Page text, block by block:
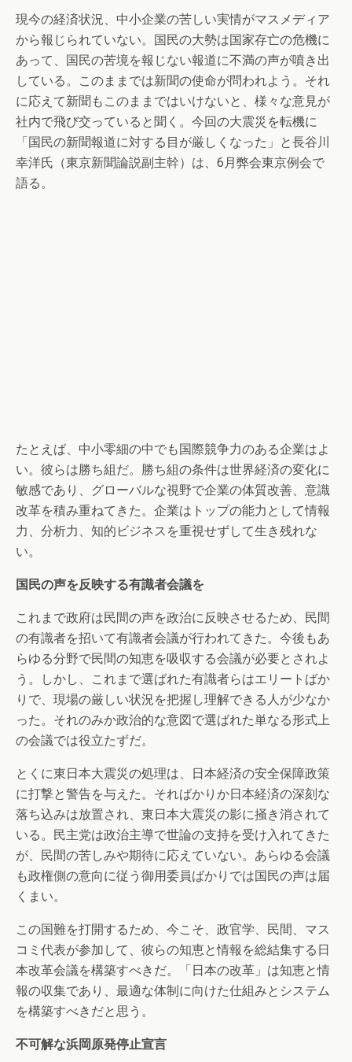
現今の経済状況、中小企業の苦しい実情がマスメディア
から報じられていない。国民の大勢は国家存亡の危機に
あって、国民の苦境を報じない報道に不満の声が噴き出
している。このままでは新聞の使命が問われよう。それ
に応えて新聞もこのままではいけないと、様々な意見が
社内で飛び交っていると聞く。今回の大震災を転機に
「国民の新聞報道に対する目が厳しくなった」と長谷川
幸洋氏（東京新聞論説副主幹）は、6月弊会東京例会で
語る。
たとえば、中小零細の中でも国際競争力のある企業はよ
い。彼らは勝ち組だ。勝ち組の条件は世界経済の変化に
敏感であり、グローバルな視野で企業の体質改善、意識
改革を積み重ねてきた。企業はトップの能力として情報
力、分析力、知的ビジネスを重視せずして生き残れな
い。
国民の声を反映する有識者会議を
これまで政府は民間の声を政治に反映させるため、民間
の有識者を招いて有識者会議が行われてきた。今後もあ
らゆる分野で民間の知恵を吸収する会議が必要とされよ
う。しかし、これまで選ばれた有識者らはエリートばか
りで、現場の厳しい状況を把握し理解できる人が少なか
った。それのみか政治的な意図で選ばれた単なる形式上
の会議では役立たずだ。
とくに東日本大震災の処理は、日本経済の安全保障政策
に打撃と警告を与えた。そればかりか日本経済の深刻な
落ち込みは放置され、東日本大震災の影に掻き消されて
いる。民主党は政治主導で世論の支持を受け入れてきた
が、民間の苦しみや期待に応えていない。あらゆる会議
も政権側の意向に従う御用委員ばかりでは国民の声は届
くまい。
この国難を打開するため、今こそ、政官学、民間、マス
コミ代表が参加して、彼らの知恵と情報を総結集する日
本改革会議を構築すべきだ。「日本の改革」は知恵と情
報の収集であり、最適な体制に向けた仕組みとシステム
を構築すべきだと思う。
不可解な浜岡原発停止宣言